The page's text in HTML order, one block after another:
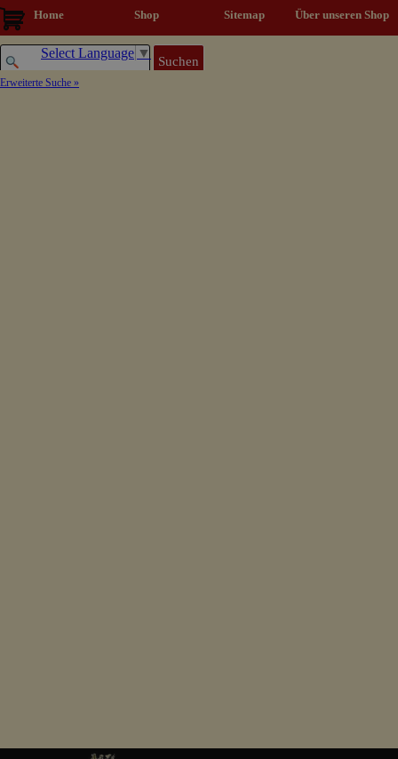
Direkt zum Seiteninhalt
Home Shop ▼
Sitemap Über unseren Shop
Select Language ▼
Suchen
Erweiterte Suche »